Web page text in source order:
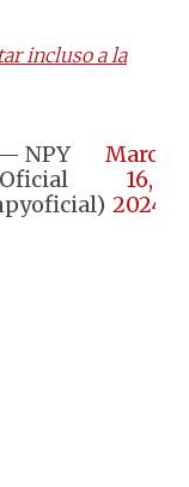
incluso a la
NPY
Oficial
March
16,
2024